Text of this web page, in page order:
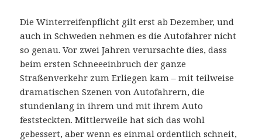
Die Winterreifenpflicht gilt erst ab Dezember, und
auch in Schweden nehmen es die Autofahrer nicht
so genau. Vor zwei Jahren verursachte dies, dass
beim ersten Schneeeinbruch der ganze
Straßenverkehr zum Erliegen kam – mit teilweise
dramatischen Szenen von Autofahrern, die
stundenlang in ihrem und mit ihrem Auto
feststeckten. Mittlerweile hat sich das wohl
gebessert, aber wenn es einmal ordentlich schneit,